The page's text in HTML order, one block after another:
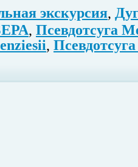
экскурсия,
, Псевдотсуга
,